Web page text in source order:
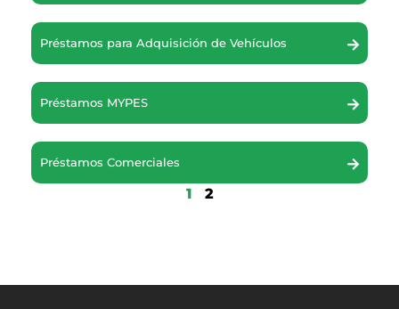
Préstamos para Adquisición de Vehículos
Préstamos MYPES
Préstamos Comerciales
1 2